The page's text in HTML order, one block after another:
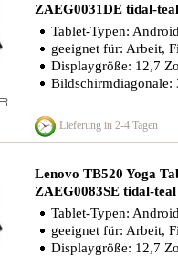
ZAEG0031DE tidal-teal
Tablet-Typen:
geeignet für: Arbeit,
Displaygröße: 12,7
Bildschirmdiagonale:
Lieferung in 2-4 Tagen
Lenovo TB520 Yoga
ZAEG0083SE tidal-teal
Tablet-Typen:
geeignet für: Arbeit,
Displaygröße: 12,7